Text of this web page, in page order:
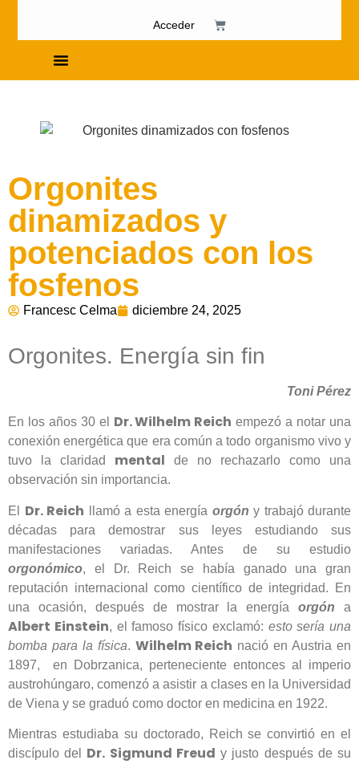
Acceder
Orgonites
dinamizados y
potenciados con los
fosfenos
Francesc Celma diciembre 24, 2025
Orgonites. Energía sin fin
Toni Pérez
En los años 30 el Dr. Wilhelm Reich empezó a notar una
conexión energética que era común a todo organismo vivo y
tuvo la claridad mental de no rechazarlo como una
observación sin importancia.
El Dr. Reich llamó a esta energía orgón y trabajó durante
décadas para demostrar sus leyes estudiando sus
manifestaciones variadas. Antes de su estudio
orgonómico, el Dr. Reich se había ganado una gran
reputación internacional como científico de integridad. En
una ocasión, después de mostrar la energíaorgón a
Albert Einstein, el famoso físico exclamó: esto sería una
bomba para la física. Wilhelm Reich nació en Austria en
1897, en Dobrzanica, perteneciente entonces al imperio
austrohúngaro, comenzó a asistir a clases en la Universidad
de Viena y se graduó como doctor en medicina en 1922.
Mientras estudiaba su doctorado, Reich se convirtió en el
discípulo del Dr. Sigmund Freud y justo después de su